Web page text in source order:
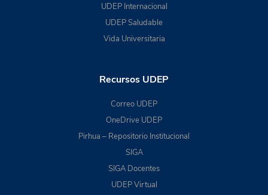
UDEP Internacional
UDEP Saludable
Vida Universitaria
Recursos UDEP
Correo UDEP
OneDrive UDEP
Pirhua – Repositorio Institucional
SIGA
SIGA Docentes
UDEP Virtual